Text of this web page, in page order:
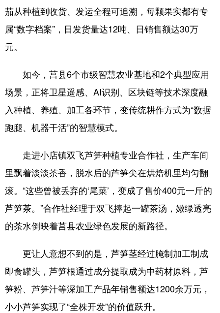
首页 山东新闻 图片 专题·访谈
政事 文旅 社会民生 山东产经
健康 微视齐鲁
多语种频道
English Español
Русский язык 日本語 한국어
Deutsch Português
茄从种植到收货、发运全程可追溯，每颗果实都有专
属“数字档案”，日发货量达12吨、日销售额达30万
元。
如今，莒县6个市级智慧农业基地和2个典型应用
场景，正将卫星遥感、AI识别、区块链等技术深度融
入种植、养殖、加工各环节，变传统耕作方式为“数据
跑腿、机器干活”的智慧模式。
走进小店镇双飞芦笋种植专业合作社，生产车间
里飘着淡淡茶香，脱水后的芦笋尖在烘焙机里均匀翻
滚。“这些曾被丢弃的‘尾菜’，变成了售价400元一斤的
芦笋茶。”合作社经理于双飞捧起一罐茶汤，嫩绿透亮
的茶水倒映着莒县农业绿色发展的新路径。
更让人意想不到的是，芦笋茎经过腌制加工制成
即食罐头，芦笋根通过成分提取成为中药材原料，芦
笋粉、芦笋汁等深加工产品年销售额达1200余万元，
小小芦笋实现了“全株开发”的价值跃升。